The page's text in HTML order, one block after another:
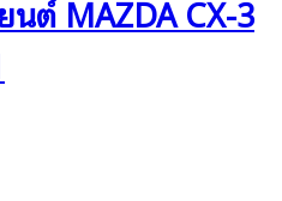
นต์ MAZDA CX-3